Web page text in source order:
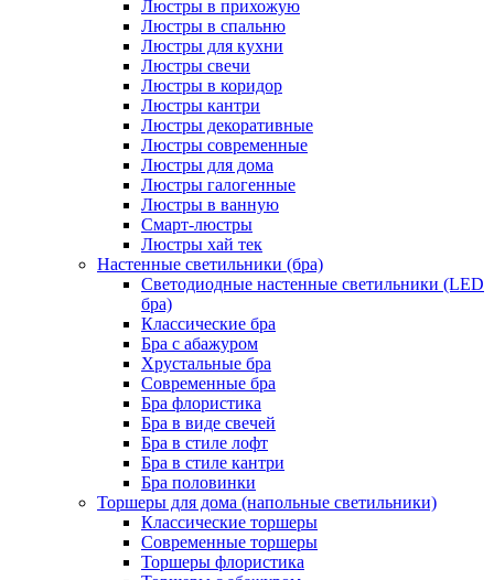
Люстры в прихожую
Люстры в спальню
Люстры для кухни
Люстры свечи
Люстры в коридор
Люстры кантри
Люстры декоративные
Люстры современные
Люстры для дома
Люстры галогенные
Люстры в ванную
Смарт-люстры
Люстры хай тек
Настенные светильники (бра)
Светодиодные настенные светильники (LED
бра)
Классические бра
Бра с абажуром
Хрустальные бра
Современные бра
Бра флористика
Бра в виде свечей
Бра в стиле лофт
Бра в стиле кантри
Бра половинки
Торшеры для дома (напольные светильники)
Классические торшеры
Современные торшеры
Торшеры флористика